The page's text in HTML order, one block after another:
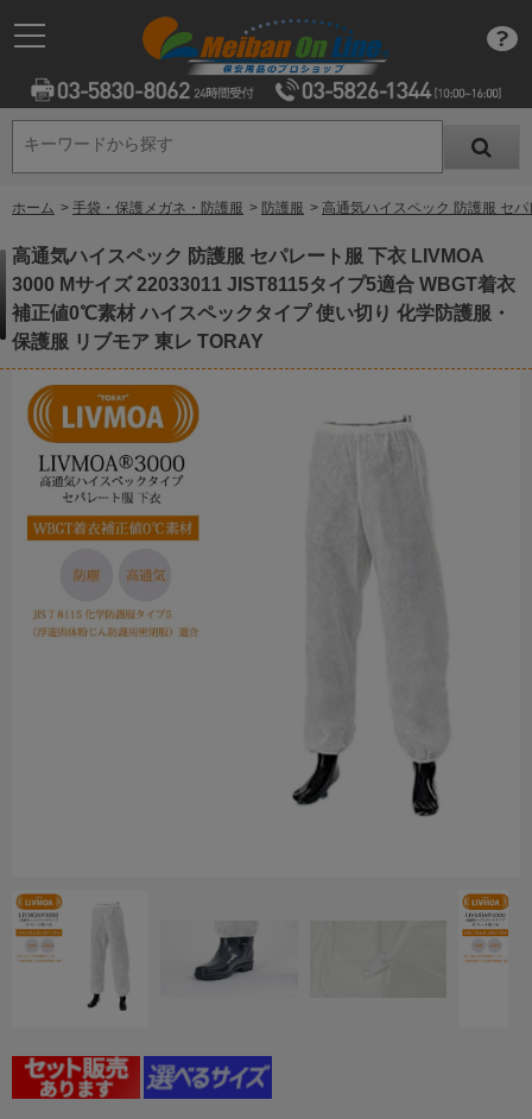
キーワードから探す
キーワードから探す
ホーム > 手袋・保護メガネ・防護服 > 防護服 > 高通気ハイスペック 防護服 セ
高通気ハイスペック 防護服 セパレート服 下衣 LIVMOA
3000 Mサイズ 22033011 JIST8115タイプ5適合 WBGT着衣
補正値0℃素材 ハイスペックタイプ 使い切り 化学防護服・
保護服 リブモア 東レ TORAY